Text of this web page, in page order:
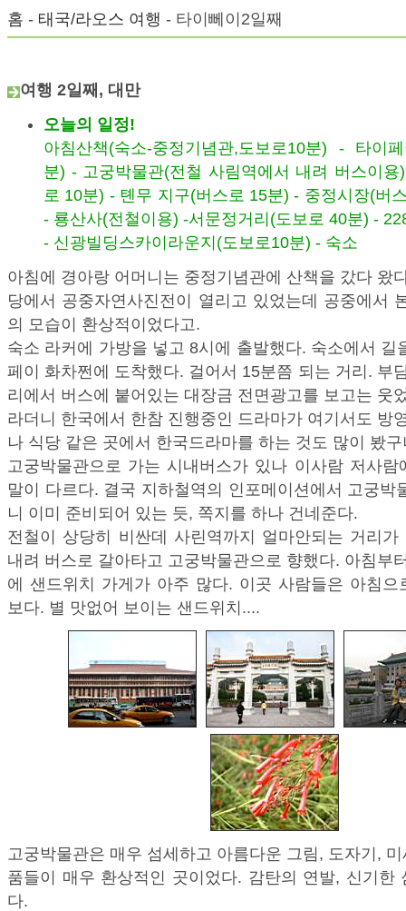
홈 - 태국/라오스 여행 - 타이뻬이2일째
여행 2일째, 대만
오늘의 일정!
아침산책(숙소-중정기념관,도보로10분) - 타이
분) - 고궁박물관(전철 사림역에서 내려 버스이
로 10분) - 톈무 지구(버스로 15분) - 중정시장(버
- 룡산사(전철이용) -서문정거리(도보로 40분) -
- 신광빌딩스카이라운지(도보로10분) - 숙소
아침에 경아랑 어머니는 중정기념관에 산책을 갔다 왔
당에서 공중자연사진전이 열리고 있었는데 공중에서
의 모습이 환상적이었다고.
숙소 라커에 가방을 넣고 8시에 출발했다. 숙소에서 길
페이 화차쩐에 도착했다. 걸어서 15분쯤 되는 거리. 부
리에서 버스에 붙어있는 대장금 전면광고를 보고는 웃
라더니 한국에서 한참 진행중인 드라마가 여기서도 방
나 식당 같은 곳에서 한국드라마를 하는 것도 많이 봤구
고궁박물관으로 가는 시내버스가 있나 이사람 저사람
말이 다르다. 결국 지하철역의 인포메이션에서 고궁박
니 이미 준비되어 있는 듯, 쪽지를 하나 건네준다.
전철이 상당히 비싼데 사린역까지 얼마안되는 거리가
내려 버스로 갈아타고 고궁박물관으로 향했다. 아침부
에 샌드위치 가게가 아주 많다. 이곳 사람들은 아침으
보다. 별 맛없어 보이는 샌드위치....
고궁박물관은 매우 섬세하고 아름다운 그림, 도자기,
품들이 매우 환상적인 곳이었다. 감탄의 연발, 신기한
다.